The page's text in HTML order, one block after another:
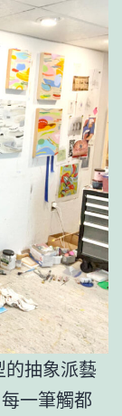
的抽象派藝
一筆觸都